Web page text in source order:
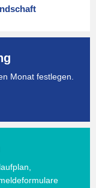
Monat festlegen.